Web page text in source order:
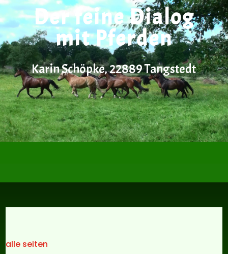
Der feine Dialog
mit Pferden
Karin Schöpke, 22889 Tangstedt
alle seiten